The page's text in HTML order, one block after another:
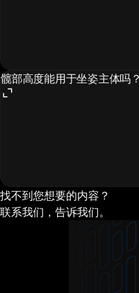
髋部高度能用于坐姿主体吗？
找不到您想要的内容？
联系我们，告诉我们。